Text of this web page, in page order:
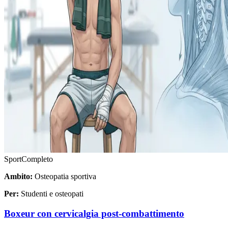
SportCompleto
Ambito: Osteopatia sportiva
Per: Studenti e osteopati
Boxeur con cervicalgia post-combattimento